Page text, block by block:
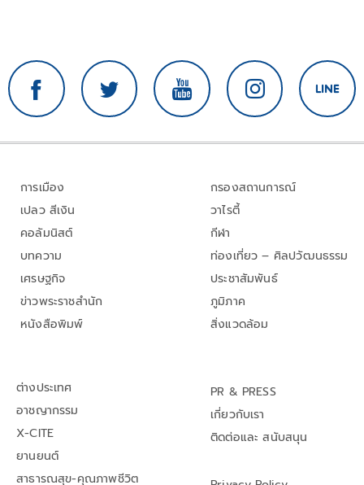
การเมือง
เปลว สีเงิน
คอลัมนิสต์
บทความ
เศรษฐกิจ
ข่าวพระราชสำนัก
หนังสือพิมพ์
กรองสถานการณ์
วาไรตี้
กีฬา
ท่องเที่ยว – ศิลปวัฒนธรรม
ประชาสัมพันธ์
ภูมิภาค
สิ่งแวดล้อม
ต่างประเทศ
อาชญากรรม
X-CITE
ยานยนต์
สาธารณสุข-คุณภาพชีวิต
PR & PRESS
เกี่ยวกับเรา
ติดต่อและ สนับสนุน